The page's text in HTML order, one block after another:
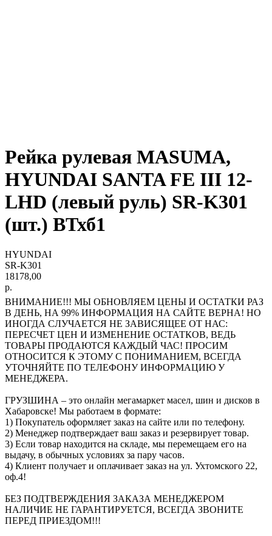
Рейка рулевая MASUMA,
HYUNDAI SANTA FE III 12-
LHD (левый руль) SR-K301
(шт.) ВТхб1
HYUNDAI
SR-K301
18178,00
р.
ВНИМАНИЕ!!! МЫ ОБНОВЛЯЕМ ЦЕНЫ И ОСТАТКИ РАЗ
В ДЕНЬ, НА 99% ИНФОРМАЦИЯ НА САЙТЕ ВЕРНА! НО
ИНОГДА СЛУЧАЕТСЯ НЕ ЗАВИСЯЩЕЕ ОТ НАС:
ПЕРЕСЧЕТ ЦЕН И ИЗМЕНЕНИЕ ОСТАТКОВ, ВЕДЬ
ТОВАРЫ ПРОДАЮТСЯ КАЖДЫЙ ЧАС! ПРОСИМ
ОТНОСИТСЯ К ЭТОМУ С ПОНИМАНИЕМ, ВСЕГДА
УТОЧНЯЙТЕ ПО ТЕЛЕФОНУ ИНФОРМАЦИЮ У
МЕНЕДЖЕРА.
ГРУЗШИНА – это онлайн мегамаркет масел, шин и дисков в
Хабаровске! Мы работаем в формате:
1) Покупатель оформляет заказ на сайте или по телефону.
2) Менеджер подтверждает ваш заказ и резервирует товар.
3) Если товар находится на складе, мы перемещаем его на
выдачу, в обычных условиях за пару часов.
4) Клиент получает и оплачивает заказ на ул. Ухтомского 22,
оф.4!
БЕЗ ПОДТВЕРЖДЕНИЯ ЗАКАЗА МЕНЕДЖЕРОМ
НАЛИЧИЕ НЕ ГАРАНТИРУЕТСЯ, ВСЕГДА ЗВОНИТЕ
ПЕРЕД ПРИЕЗДОМ!!!